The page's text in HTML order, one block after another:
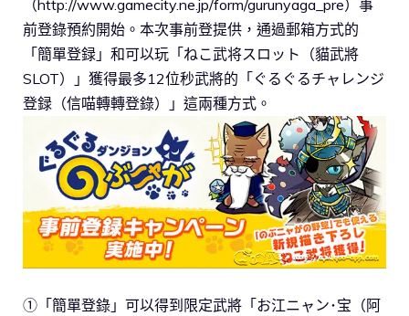
（http://www.gamecity.ne.jp/form/gurunyaga_pre）事
前登錄預約開始。本次事前登提供，通過郵箱方式的
「簡單登録」和可以玩「ねこ武将スロット（貓武將
SLOT）」獲得最多12位秒武將的「ぐるぐるチャレンジ
登録（信喵轉轉登錄）」這兩種方式。
①「簡單登錄」可以得到限定武將「お江ニャン･宝（阿